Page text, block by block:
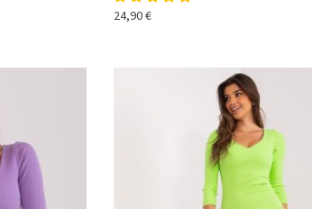
24,90€